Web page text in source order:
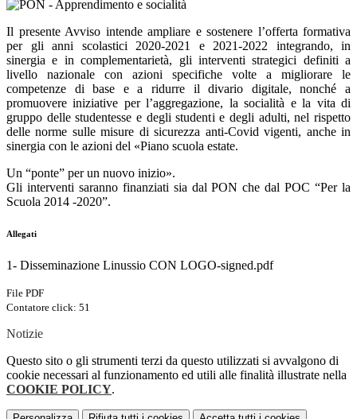
Il presente Avviso intende ampliare e sostenere l’offerta formativa
per gli anni scolastici 2020-2021 e 2021-2022 integrando, in
sinergia e in complementarietà, gli interventi strategici definiti a
livello nazionale con azioni specifiche volte a migliorare le
competenze di base e a ridurre il divario digitale, nonché a
promuovere iniziative per l’aggregazione, la socialità e la vita di
gruppo delle studentesse e degli studenti e degli adulti, nel rispetto
delle norme sulle misure di sicurezza anti-Covid vigenti, anche in
sinergia con le azioni del «Piano scuola estate.
Un “ponte” per un nuovo inizio».
Gli interventi saranno finanziati sia dal PON che dal POC “Per la
Scuola 2014 -2020”.
Allegati
1- Disseminazione Linussio CON LOGO-signed.pdf
File PDF
Contatore click: 51
Notizie
Questo sito o gli strumenti terzi da questo utilizzati si avvalgono di
cookie necessari al funzionamento ed utili alle finalità illustrate nella
COOKIE POLICY.